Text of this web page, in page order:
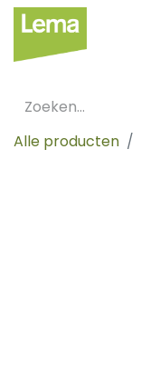
Alle producten